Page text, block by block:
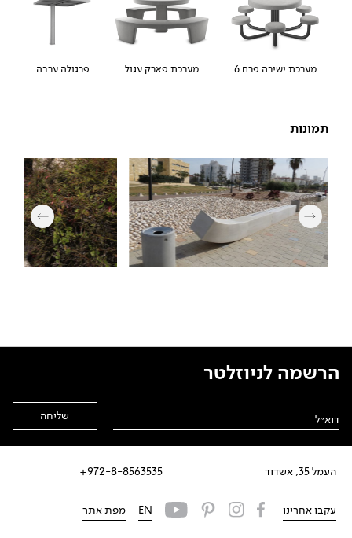
מערכת ישיבה פרח 6 מערכת פארק עגול פרגולה ערבה
תמונות
העמל 35, אשדוד 972-8-8563535+
הרשמה לניוזלטר
עקבו אחרינו EN מפת אתר